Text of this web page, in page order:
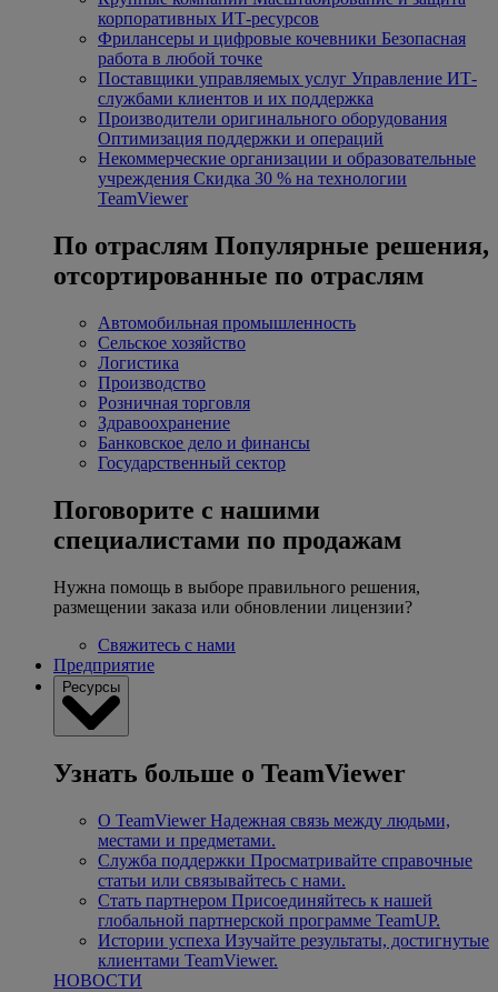
корпоративных ИТ-ресурсов
Фрилансеры и цифровые кочевники Безопасная
работа в любой точке
Поставщики управляемых услуг Управление ИТ-
службами клиентов и их поддержка
Производители оригинального оборудования
Оптимизация поддержки и операций
Некоммерческие организации и образовательные
учреждения Скидка 30 % на технологии
TeamViewer
По отраслям Популярные решения,
отсортированные по отраслям
Автомобильная промышленность
Сельское хозяйство
Логистика
Производство
Розничная торговля
Здравоохранение
Банковское дело и финансы
Государственный сектор
Поговорите с нашими
специалистами по продажам
Нужна помощь в выборе правильного решения,
размещении заказа или обновлении лицензии?
Свяжитесь с нами
Предприятие
Ресурсы
Узнать больше о TeamViewer
О TeamViewer Надежная связь между людьми,
местами и предметами.
Служба поддержки Просматривайте справочные
статьи или связывайтесь с нами.
Стать партнером Присоединяйтесь к нашей
глобальной партнерской программе TeamUP.
Истории успеха Изучайте результаты, достигнутые
клиентами TeamViewer.
НОВОСТИ